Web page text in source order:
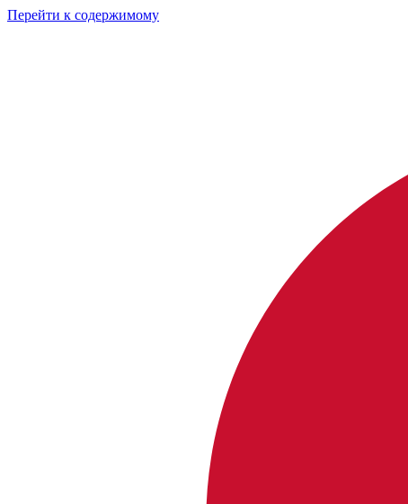
Перейти к содержимому